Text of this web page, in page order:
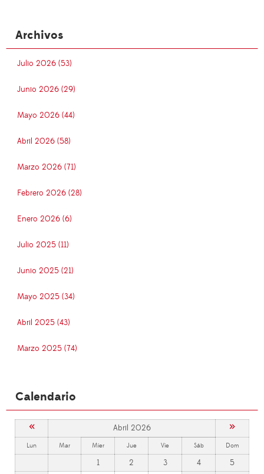
Archivos
Julio 2026 (53)
Junio 2026 (29)
Mayo 2026 (44)
Abril 2026 (58)
Marzo 2026 (71)
Febrero 2026 (28)
Enero 2026 (6)
Julio 2025 (11)
Junio 2025 (21)
Mayo 2025 (34)
Abril 2025 (43)
Marzo 2025 (74)
Calendario
« Abril 2026 »
Lun Mar Mier Jue Vie Sáb Dom
1 2 3 4
5